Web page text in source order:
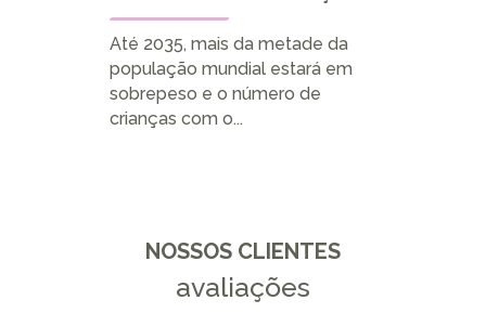
Até 2035, mais da metade da
população mundial estará em
sobrepeso e o número de
crianças com o...
NOSSOS CLIENTES
avaliações